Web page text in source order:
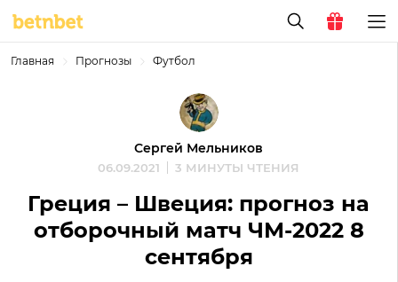
Главная Прогнозы Футбол
Сергей Мельников
06.09.2021 3 МИНУТЫ ЧТЕНИЯ
Греция – Швеция: прогноз на
отборочный матч ЧМ-2022 8
сентября